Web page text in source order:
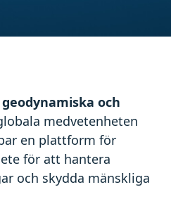
och
medvetenheten
en plattform för
för att hantera
och skydda mänskliga